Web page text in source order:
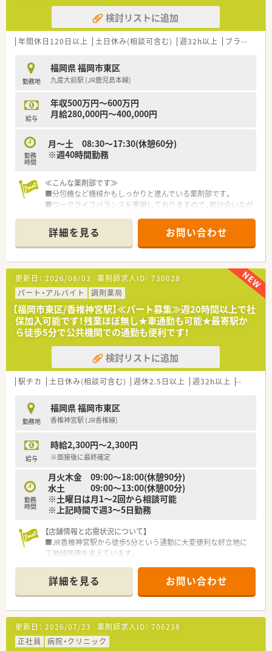
検討リストに追加
年間休日120日以上 土日休み(相談可含む) 週32h以上 ブランク可
勤務地
福岡県 福岡市東区
九産大前駅 (JR鹿児島本線)
給与
年収500万円～600万円
月給280,000円～400,000円
勤務
時間
月～土 08:30～17:30(休憩60分)
※週40時間勤務
≪こんな薬剤部です≫
■分包機など機械かもしっかりと進んでいる薬剤部です。
■ワークライフバランスを重視しておりますので、助け合いなが
■残業が難しい場合は定時で終業も可能です。
■患者様は認知症の患者様が多く、老老介護の方も多いです。
≪こんな病院です≫
■2,000年よりうつ病、神経症、老年期の精神医療を中心に診療
を行って参りました。
■退院後の方々のために、施設を併設して地域に根ざした医療を
続けております。
■2020年には、より良い入院環境の提供のため、本館の改築と新
病棟を増築いたしました。
詳細を見る お問い合わせ
更新日： 2026/08/03 薬剤師求人ID： 730028
パート・アルバイト
調剤薬局
【福岡市東区/香椎神宮駅】≪パート募集≫週20時間以上で社
保加入可能です！残業ほぼ無し★車通勤も可能★最寄駅か
ら徒歩5分で公共機関での通勤も便利です！
検討リストに追加
駅チカ 土日休み(相談可含む) 週休2.5日以上 週32h以上 ブランク
勤務地
福岡県 福岡市東区
香椎神宮駅 (JR香椎線)
給与
時給2,300円～2,300円
※面接後に最終確定
勤務
時間
月火木金 09:00～18:00(休憩90分)
水土 09:00～13:00(休憩00分)
※土曜日は月1～2回から相談可能
※上記時間で週3～5日勤務
【店舗情報と応需状況について】
■JR香椎神宮駅から徒歩5分という通勤に大変便利な好立地に
て地域医療を支えています。
から50枚ほど応需しています。
■基本は2名体制を維持して業務を行いますが瞬間的に薬剤師1
名体制になる場合もございます。
【募集背景と求める人物像について】
■パート薬剤師の転居に伴う退職が発生したため、欠員を補充す
べく新たな正社員を募集しています。
詳細を見る お問い合わせ
更新日： 2026/07/23 薬剤師求人ID： 706238
正社員
病院・クリニック